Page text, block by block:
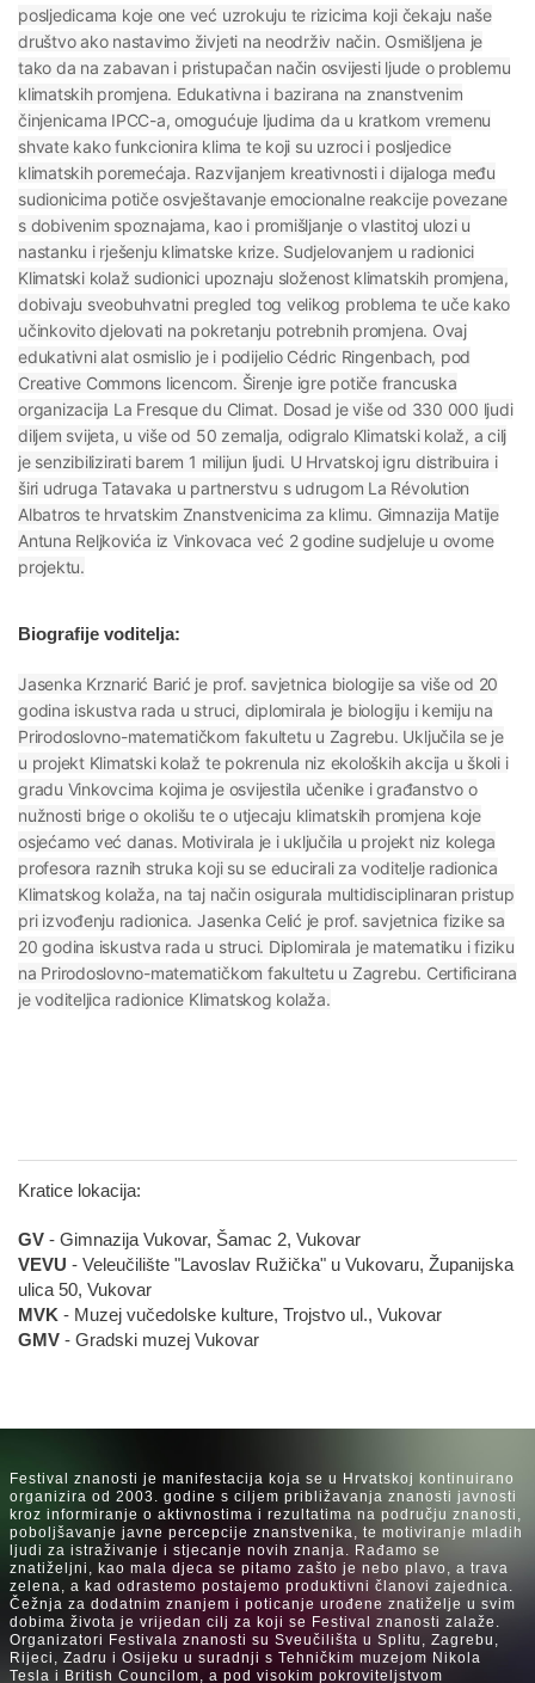
posljedicama koje one već uzrokuju te rizicima koji čekaju naše
društvo ako nastavimo živjeti na neodrživ način. Osmišljena je
tako da na zabavan i pristupačan način osvijesti ljude o problemu
klimatskih promjena. Edukativna i bazirana na znanstvenim
činjenicama IPCC-a, omogućuje ljudima da u kratkom vremenu
shvate kako funkcionira klima te koji su uzroci i posljedice
klimatskih poremećaja. Razvijanjem kreativnosti i dijaloga među
sudionicima potiče osvještavanje emocionalne reakcije povezane
s dobivenim spoznajama, kao i promišljanje o vlastitoj ulozi u
nastanku i rješenju klimatske krize. Sudjelovanjem u radionici
Klimatski kolaž sudionici upoznaju složenost klimatskih promjena,
dobivaju sveobuhvatni pregled tog velikog problema te uče kako
učinkovito djelovati na pokretanju potrebnih promjena. Ovaj
edukativni alat osmislio je i podijelio Cédric Ringenbach, pod
Creative Commons licencom. Širenje igre potiče francuska
organizacija La Fresque du Climat. Dosad je više od 330 000 ljudi
diljem svijeta, u više od 50 zemalja, odigralo Klimatski kolaž, a cilj
je senzibilizirati barem 1 milijun ljudi. U Hrvatskoj igru distribuira i
širi udruga Tatavaka u partnerstvu s udrugom La Révolution
Albatros te hrvatskim Znanstvenicima za klimu. Gimnazija Matije
Antuna Reljkovića iz Vinkovaca već 2 godine sudjeluje u ovome
projektu.
Biografije voditelja:
Jasenka Krznarić Barić je prof. savjetnica biologije sa više od 20
godina iskustva rada u struci, diplomirala je biologiju i kemiju na
Prirodoslovno-matematičkom fakultetu u Zagrebu. Uključila se je
u projekt Klimatski kolaž te pokrenula niz ekoloških akcija u školi i
gradu Vinkovcima kojima je osvijestila učenike i građanstvo o
nužnosti brige o okolišu te o utjecaju klimatskih promjena koje
osjećamo već danas. Motivirala je i uključila u projekt niz kolega
profesora raznih struka koji su se educirali za voditelje radionica
Klimatskog kolaža, na taj način osigurala multidisciplinaran pristup
pri izvođenju radionica. Jasenka Celić je prof. savjetnica fizike sa
20 godina iskustva rada u struci. Diplomirala je matematiku i fiziku
na Prirodoslovno-matematičkom fakultetu u Zagrebu. Certificirana
je voditeljica radionice Klimatskog kolaža.
Kratice lokacija:
GV - Gimnazija Vukovar, Šamac 2, Vukovar
VEVU - Veleučilište "Lavoslav Ružička" u Vukovaru, Županijska
ulica 50, Vukovar
MVK - Muzej vučedolske kulture, Trojstvo ul., Vukovar
GMV - Gradski muzej Vukovar
Festival znanosti je manifestacija koja se u Hrvatskoj kontinuirano
organizira od 2003. godine s ciljem približavanja znanosti javnosti
kroz informiranje o aktivnostima i rezultatima na području znanosti,
poboljšavanje javne percepcije znanstvenika, te motiviranje mladih
ljudi za istraživanje i stjecanje novih znanja. Rađamo se
znatiželjni, kao mala djeca se pitamo zašto je nebo plavo, a trava
zelena, a kad odrastemo postajemo produktivni članovi zajednica.
Čežnja za dodatnim znanjem i poticanje urođene znatiželje u svim
dobima života je vrijedan cilj za koji se Festival znanosti zalaže.
Organizatori Festivala znanosti su Sveučilišta u Splitu, Zagrebu,
Rijeci, Zadru i Osijeku u suradnji s Tehničkim muzejom Nikola
Tesla i British Councilom, a pod visokim pokroviteljstvom